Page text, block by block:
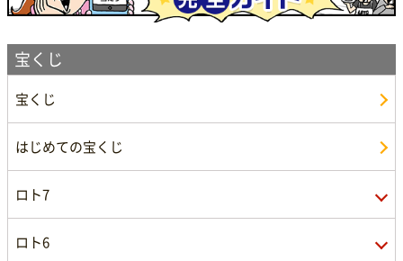
宝くじ
宝くじ
はじめての宝くじ
ロト7
ロト7概要
ロト6